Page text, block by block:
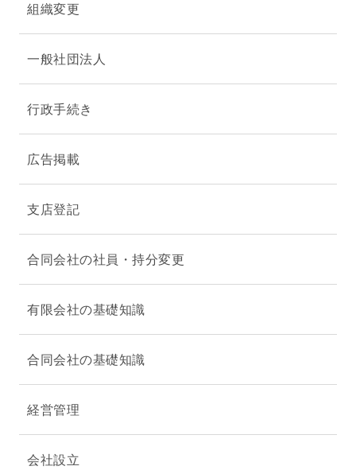
組織変更
一般社団法人
行政手続き
広告掲載
支店登記
合同会社の社員・持分変更
有限会社の基礎知識
合同会社の基礎知識
経営管理
会社設立